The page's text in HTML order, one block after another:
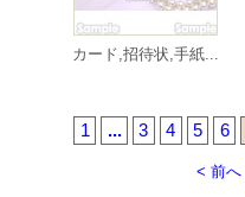
カード,招待状,手紙...
< 前へ
1 ... 3 4 5 6